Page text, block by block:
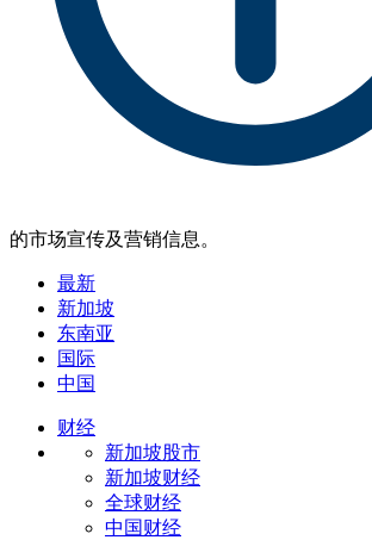
的市场宣传及营销信息。
最新
新加坡
东南亚
国际
中国
财经
新加坡股市
新加坡财经
全球财经
中国财经